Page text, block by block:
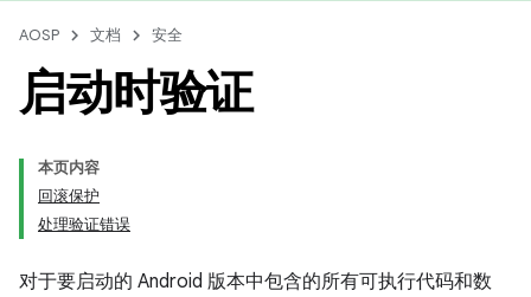
AOSP 文档 安全
启动时验证
本页内容
回滚保护
处理验证错误
对于要启动的 Android 版本中包含的所有可执行代码和数